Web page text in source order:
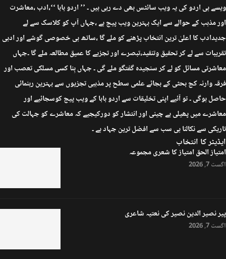
ویسے ہی اردو کی یہ ویب سائٹس بھی دے رہی ہیں ۔ ’’ اردو بابا ‘‘،ادب ،معاشرت
اور مذہب کے حوالے سے ایک بہترین ویب پیج ہے ،جہاں آپ کو کلاسک سے لے
جدیدادب کا اعلیٰ ترین انتخاب پڑھنے کو ملے گا ،ساتھ ہی خصوصی گوشے اور ادبی
تقریبات سے لے کر تحقیق وتنقید،تبصرے اور تجزیے کا عمیق مطالعہ ملے گا ۔جہاں
معاشرتی مسائل کو لے کر سنجیدہ گفتگو ملے گی ۔ جہاں بِنا کسی مسلکی تعصب اور
فرقہ وارنہ کج بحثی کے بجائے علمی سطح پر مذہبی تجزیوں سے بہترین رہنمائی
حاصل ہوگی ۔ تو آئیے اپنی تخلیقات سے اردو بابا کے ویب پیج کوسجائیے اور
معاشرے میں پھیلی بے چینی اور انتشار کو دورکیجیے کہ معاشرے کو جہالت کی
تاریکی سے نکالنا ہی سب سے افضل ترین جہاد ہے ۔
ایڈیٹر کا انتخاب
امتیاز الحق امتیاز کا شعری مجموعہ
اگست 7, 2026
پیر نصیر الدین نصیر کی نعتیہ شاعری
اگست 7, 2026